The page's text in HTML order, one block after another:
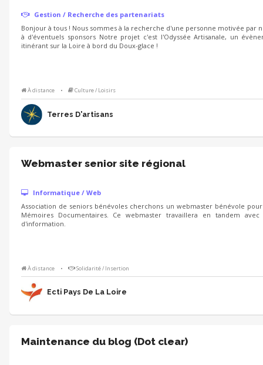
Gestion / Recherche des partenariats
Bonjour à tous ! Nous sommes à la recherche d'une personne motivée
à d'éventuels sponsors Notre projet c'est l'Odyssée Artisanale, un
itinérant sur la Loire à bord du Doux-glace !
À distance • Culture / Loisirs
Terres D'artisans
Webmaster senior site régional
Informatique / Web
Association de seniors bénévoles cherchons un webmaster bénévole
Mémoires Documentaires. Ce webmaster travaillera en tandem
d'information.
À distance • Solidarité / Insertion
Ecti Pays De La Loire
Maintenance du blog (Dot clear)